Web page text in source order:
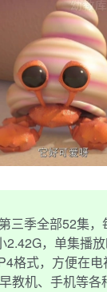
三季全部52集，
2.42G，单集播放
格式，方便在
教机、手机等各